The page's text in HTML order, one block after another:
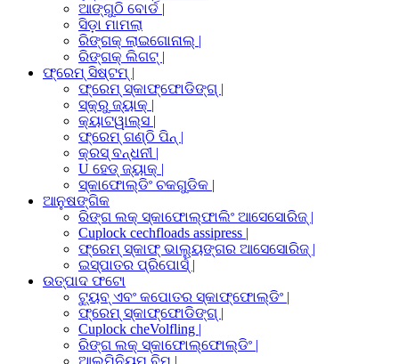
ଆଙ୍ଗୁଠି ବୋର୍ଡ |
ସିଡ଼ା ମାମଲା
ରିଙ୍ଗକ୍ ଲାଇଗୋନାଲ୍ |
ରିଙ୍ଗକ୍ ଲିଗଟ୍ |
ଫ୍ରେମ୍ ସିଷ୍ଟମ୍ |
ଫ୍ରେମ୍ ସ୍କାଫ୍ଫୋଡିଙ୍ଗ୍ |
ସ୍କ୍ରୁ ଜ୍ୟାକ୍ |
କ୍ୟାଟୱାଲ୍ସ |
ଫ୍ରେମ୍ ଗଣ୍ଠି ପିନ୍ |
କ୍ରସ୍ ବନ୍ଧନୀ |
U ହେଡ୍ ଜ୍ୟାକ୍ |
ସ୍କାଫୋଲ୍ଡିଂ ଚକଗୁଡିକ |
ଆନୁଷଙ୍ଗିକ
ରିଙ୍ଗ ଲକ୍ ସ୍କାଫୋଲ୍ଫାଲିଂ ଆସେସୋରିଜ୍ |
Cuplock cechfloads assipress |
ଫ୍ରେମ୍ ସ୍କାଫ୍ ଭାଲ୍ୟୁଙ୍ଗର ଆସେସୋରିଜ୍ |
ଇସ୍ପାତର ପ୍ରିପୋର୍ସ୍ |
ଉତ୍ପାଦ ଫଟୋ
ଟ୍ୟୁବ୍ ଏବଂ କପୋତର ସ୍କାଫ୍ଫୋଲ୍ଡିଂ |
ଫ୍ରେମ୍ ସ୍କାଫ୍ଫୋଡିଙ୍ଗ୍ |
Cuplock cheVolfling |
ରିଙ୍ଗ ଲକ୍ ସ୍କାଫୋଲ୍ଫୋଲ୍ଡିଂ |
ଆଲୁମିନିୟମ୍ ବିମ୍ |